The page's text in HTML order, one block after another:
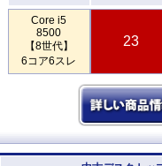
Core i5
8500
【8世代】
6コア6スレ
23